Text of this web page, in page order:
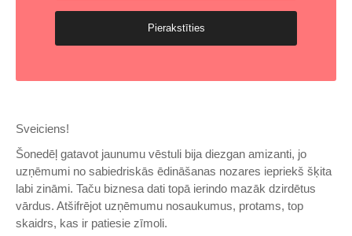
Pierakstīties
Sveiciens!
Šonedēļ gatavot jaunumu vēstuli bija diezgan amizanti, jo
uzņēmumi no sabiedriskās ēdināšanas nozares iepriekš šķita
labi zināmi. Taču biznesa dati topā ierindo mazāk dzirdētus
vārdus. Atšifrējot uzņēmumu nosaukumus, protams, top
skaidrs, kas ir patiesie zīmoli.